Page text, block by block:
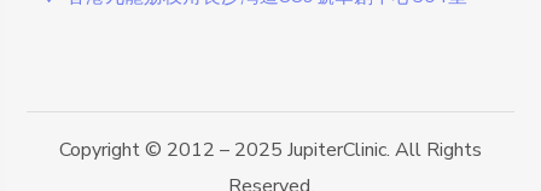
Copyright © 2012 – 2025 JupiterClinic. All Rights